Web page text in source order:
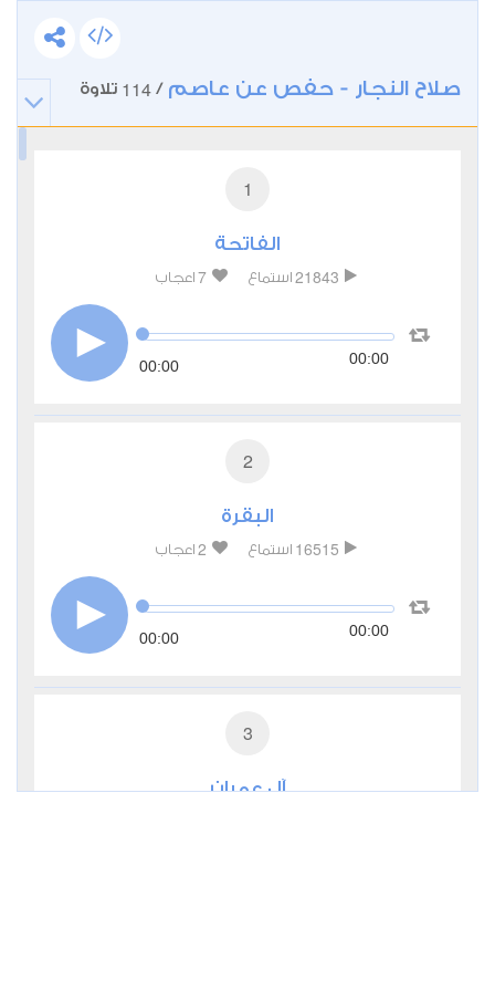
صلاح النجار - حفص عن عاصم /
114 تلاوة
1
الفاتحة
21843 استماع 7 اعجاب
00:00 00:00
2
البقرة
16515 استماع 2 اعجاب
00:00 00:00
3
آل عمران